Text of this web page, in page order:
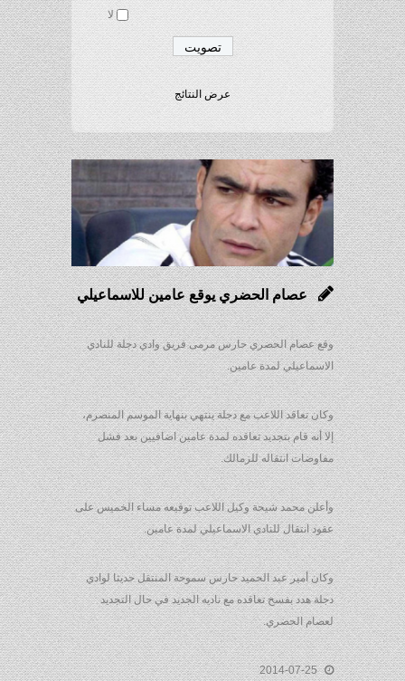
لا
عرض النتائج
عصام الحضري يوقع عامين للاسماعيلي
وقع عصام الحضري حارس مرمى فريق وادي دجلة للنادي
الاسماعيلي لمدة عامين.
وكان تعاقد اللاعب مع دجلة ينتهي بنهاية الموسم المنصرم،
إلا أنه قام بتجديد تعاقده لمدة عامين اضافيين بعد فشل
مفاوضات انتقاله للزمالك.
وأعلن محمد شيحة وكيل اللاعب توقيعه مساء الخميس على
عقود انتقال للنادي الاسماعيلي لمدة عامين.
وكان أمير عبد الحميد حارس سموحة المنتقل حديثا لوادي
دجلة هدد بفسخ تعاقده مع ناديه الجديد في حال التجديد
لعصام الحضري.
2014-07-25